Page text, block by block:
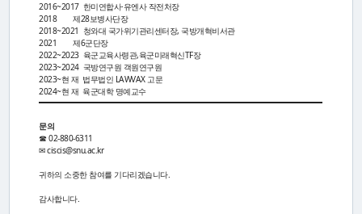
2016~2017 한미연합사·유엔사 작전처장
2018 제28보병사단장
2018~2021 청와대 국가위기관리센터장, 국방개혁비서관
2021 제6군단장
2022~2023 육군교육사령관,육군미래혁신TF장
2023~2024 국방연구원 객원연구원
2023~현 재 법무법인 LAWVAX 고문
2024~현 재 육군대학 명예교수
문의
☎ 02-880-6311
✉ ciscis@snu.ac.kr
귀하의 소중한 참여를 기다리겠습니다.
감사합니다.